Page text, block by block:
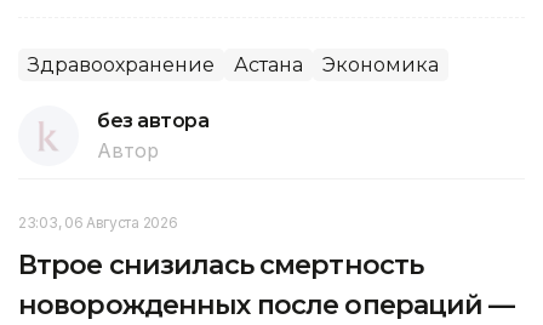
Здравоохранение Астана Экономика
без автора
Автор
23:03, 06 Августа 2026
Втрое снизилась смертность
новорожденных после операций —